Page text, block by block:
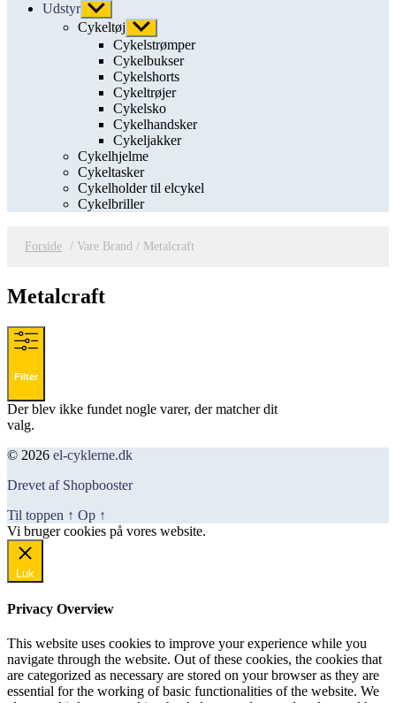
Udstyr Vis
undermenu
Cykeltøj Vis
undermenu
Cykelstrømper
Cykelbukser
Cykelshorts
Cykeltrøjer
Cykelsko
Cykelhandsker
Cykeljakker
Cykelhjelme
Cykeltasker
Cykelholder til elcykel
Cykelbriller
Forside / Vare Brand / Metalcraft
Metalcraft
Filter
Der blev ikke fundet nogle varer, der matcher dit
valg.
© 2026 el-cyklerne.dk
Drevet af Shopbooster
Til toppen ↑ Op ↑
Vi bruger cookies på vores website.
Luk
Privacy Overview
This website uses cookies to improve your experience while you
navigate through the website. Out of these cookies, the cookies that
are categorized as necessary are stored on your browser as they are
essential for the working of basic functionalities of the website. We